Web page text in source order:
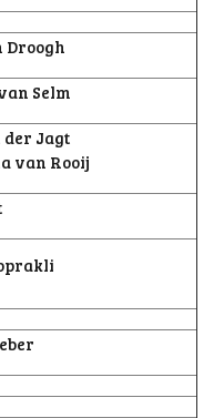
Droogh
Selm
Jagt
van Rooij